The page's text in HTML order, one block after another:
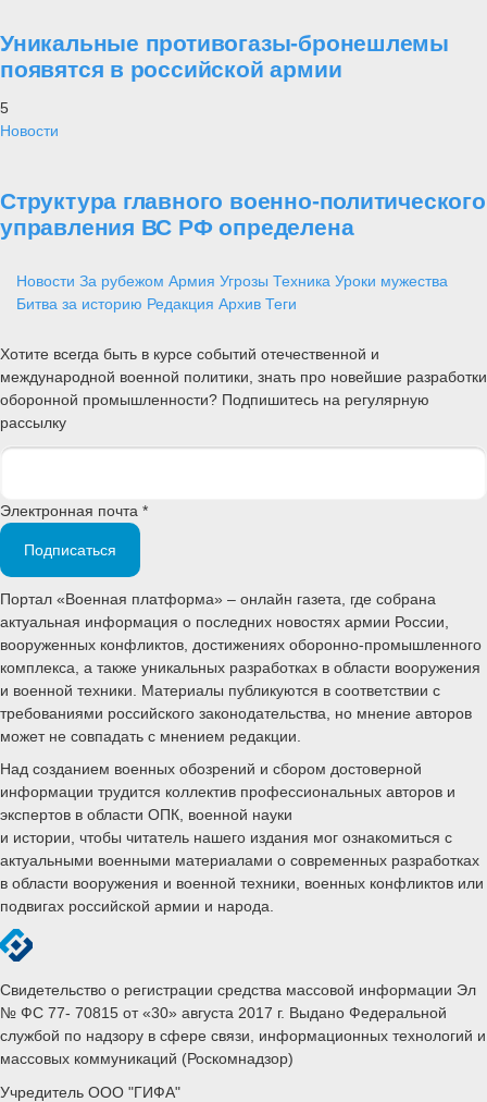
Уникальные противогазы-бронешлемы
появятся в российской армии
5
Новости
Структура главного военно-политического
управления ВС РФ определена
Новости За рубежом Армия Угрозы Техника Уроки мужества
Битва за историю Редакция Архив Теги
Хотите всегда быть в курсе событий отечественной и
международной военной политики, знать про новейшие разработки
оборонной промышленности? Подпишитесь на регулярную
рассылку
Электронная почта *
Подписаться
Портал «Военная платформа» – онлайн газета, где собрана
актуальная информация о последних новостях армии России,
вооруженных конфликтов, достижениях оборонно-промышленного
комплекса, а также уникальных разработках в области вооружения
и военной техники. Материалы публикуются в соответствии с
требованиями российского законодательства, но мнение авторов
может не совпадать с мнением редакции.
Над созданием военных обозрений и сбором достоверной
информации трудится коллектив профессиональных авторов и
экспертов в области ОПК, военной науки
и истории, чтобы читатель нашего издания мог ознакомиться с
актуальными военными материалами о современных разработках
в области вооружения и военной техники, военных конфликтов или
подвигах российской армии и народа.
Свидетельство о регистрации средства массовой информации Эл
№ ФС 77- 70815 от «30» августа 2017 г. Выдано Федеральной
службой по надзору в сфере связи, информационных технологий и
массовых коммуникаций (Роскомнадзор)
Учредитель ООО "ГИФА"